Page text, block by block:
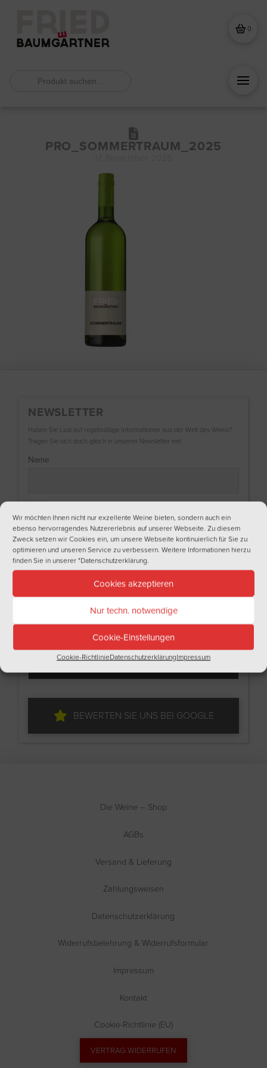
Wir möchten Ihnen nicht nur exzellente Weine bieten, sondern auch ein
ebenso hervorragendes Nutzererlebnis auf unserer Webseite. Zu diesem
Zweck setzen wir Cookies ein, um unsere Webseite kontinuierlich für Sie zu
optimieren und unseren Service zu verbessern. Weitere Informationen hierzu
finden Sie in unserer"Datenschutzerklärung.
Cookies akzeptieren
Nur techn. notwendige
Cookie-Einstellungen
Cookie-RichtlinieDatenschutzerklärungImpressum
0
PRO_SOMMERTRAUM_2025
NEWSLETTER
Haben Sie Lust auf regelmäßige Informationen aus der Welt des Weins?
Tragen Sie sich doch gleich in unseren Newsletter ein!
Name
Nachname
Email
Ich bin
Ich akzeptiere die Datenschutzbedingungen
BEWERTEN SIE UNS BEI GOOGLE
Die Weine – Shop
AGBs
Versand & Lieferung
Zahlungsweisen
Datenschutzerklärung
Widerrufsbelehrung & Widerrufsformular
Impressum
Kontakt
Cookie-Richtlinie (EU)
VERTRAG WIDERRUFEN